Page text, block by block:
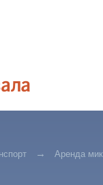
Аренда